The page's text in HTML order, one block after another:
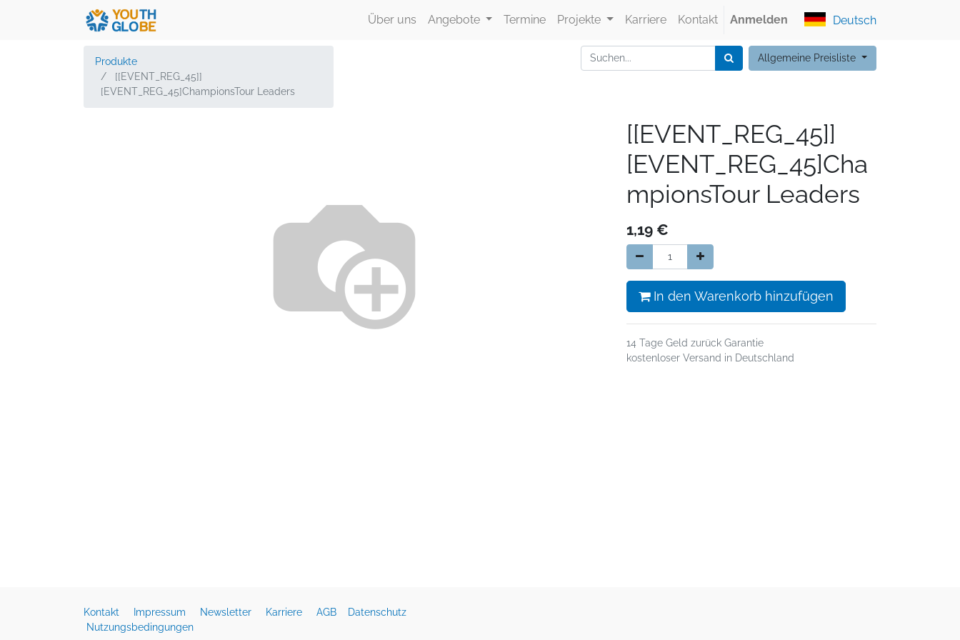
Über uns Angebote Termine Projekte Karriere Kontakt Anmelden Deutsch
Produkte
[[EVENT_REG_45]]
[EVENT_REG_45]ChampionsTour Leaders
Allgemeine Preisliste
[[EVENT_REG_45]]
[EVENT_REG_45]Cha
mpionsTour Leaders
1,19 €
In den Warenkorb hinzufügen
14 Tage Geld zurück Garantie
kostenloser Versand in Deutschland
Kontakt Impressum Newsletter Karriere AGB
Datenschutz
Nutzungsbedingungen